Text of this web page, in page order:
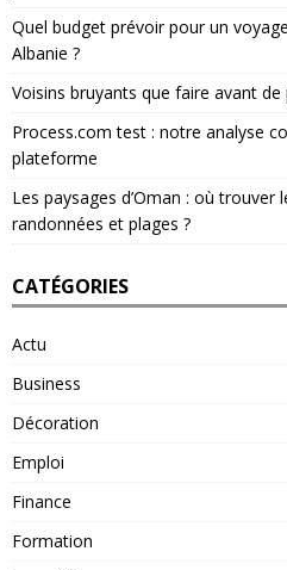
Quel budget prévoir pour un
Albanie ?
Voisins bruyants que faire avant
Process.com test : notre analyse
plateforme
Les paysages d’Oman : où trouver
randonnées et plages ?
CATÉGORIES
Actu
Business
Décoration
Emploi
Finance
Formation